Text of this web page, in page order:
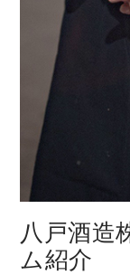
八戸酒造
ム紹介